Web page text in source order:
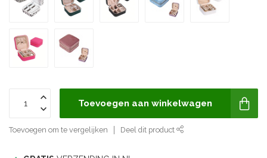
Toevoegen aan winkelwagen
Toevoegen om te vergelijken Deel dit product